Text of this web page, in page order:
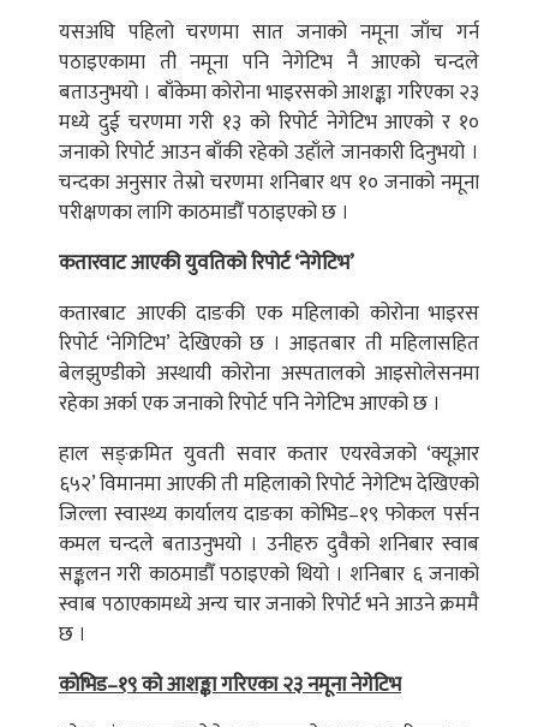
यसअघि पहिलो चरणमा सात जनाको नमूना जाँच गर्न
पठाइएकामा ती नमूना पनि नेगेटिभ नै आएको चन्दले
बताउनुभयो । बाँकेमा कोरोना भाइरसको आशङ्का गरिएका २३
मध्ये दुई चरणमा गरी १३ को रिपोर्ट नेगेटिभ आएको र १०
जनाको रिपोर्ट आउन बाँकी रहेको उहाँले जानकारी दिनुभयो ।
चन्दका अनुसार तेस्रो चरणमा शनिबार थप १० जनाको नमूना
परीक्षणका लागि काठमाडौँ पठाइएको छ ।
कतारवाट आएकी युवतिको रिपोर्ट ‘नेगेटिभ’
कतारबाट आएकी दाङकी एक महिलाको कोरोना भाइरस
रिपोर्ट ‘नेगिटिभ’ देखिएको छ । आइतबार ती महिलासहित
बेलझुण्डीको अस्थायी कोरोना अस्पतालको आइसोलेसनमा
रहेका अर्का एक जनाको रिपोर्ट पनि नेगेटिभ आएको छ ।
हाल सङ्क्रमित युवती सवार कतार एयरवेजको ‘क्यूआर
६५२’ विमानमा आएकी ती महिलाको रिपोर्ट नेगेटिभ देखिएको
जिल्ला स्वास्थ्य कार्यालय दाङका कोभिड–१९ फोकल पर्सन
कमल चन्दले बताउनुभयो । उनीहरु दुवैको शनिबार स्वाब
सङ्कलन गरी काठमाडौँ पठाइएको थियो । शनिबार ६ जनाको
स्वाब पठाएकामध्ये अन्य चार जनाको रिपोर्ट भने आउने क्रममै
छ ।
कोभिड–१९ को आशङ्का गरिएका २३ नमूना नेगेटिभ